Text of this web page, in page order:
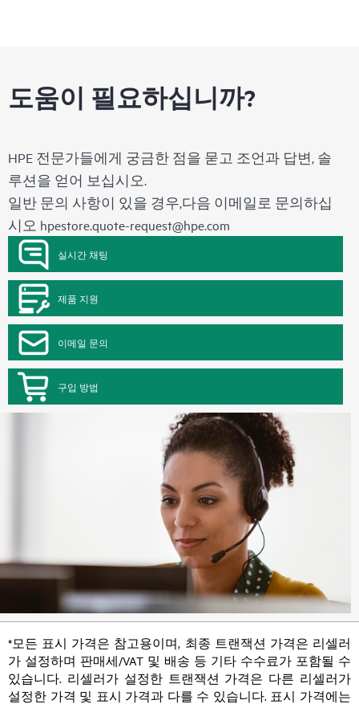
도움이 필요하십니까?
HPE 전문가들에게 궁금한 점을 묻고 조언과 답변, 솔
루션을 얻어 보십시오.
일반 문의 사항이 있을 경우,다음 이메일로 문의하십
시오 hpestore.quote-request@hpe.com
실시간 채팅
제품 지원
이메일 문의
구입 방법
*모든 표시 가격은 참고용이며, 최종 트랜잭션 가격은 리셀러
가 설정하며 판매세/VAT 및 배송 등 기타 수수료가 포함될 수
있습니다. 리셀러가 설정한 트랜잭션 가격은 다른 리셀러가
설정한 가격 및 표시 가격과 다를 수 있습니다. 표시 가격에는